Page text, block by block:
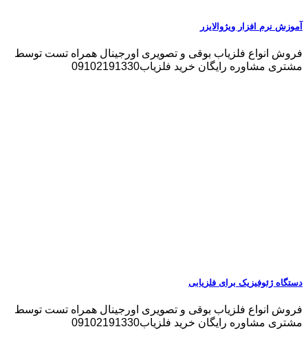
آموزش نرم‌ افزار ویژوالایزر
فروش انواع فلزیاب بوقی و تصویری اورجینال همراه تست توسط
مشتری مشاوره رایگان خرید فلزیاب09102191330
دستگاه ژئوفیزیک برای فلزیابی
فروش انواع فلزیاب بوقی و تصویری اورجینال همراه تست توسط
مشتری مشاوره رایگان خرید فلزیاب09102191330